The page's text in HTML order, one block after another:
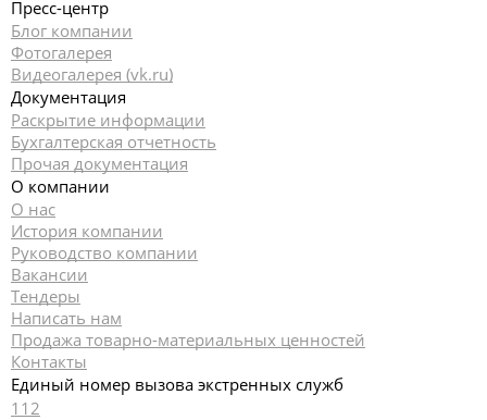
Пресс-центр
Блог компании
Фотогалерея
Видеогалерея (vk.ru)
Документация
Раскрытие информации
Бухгалтерская отчетность
Прочая документация
О компании
О нас
История компании
Руководство компании
Вакансии
Тендеры
Написать нам
Продажа товарно-материальных ценностей
Контакты
Единый номер вызова экстренных служб
112